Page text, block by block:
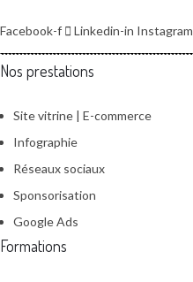
Facebook-f Linkedin-in Instagram
Nos prestations
Site vitrine | E-commerce
Infographie
Réseaux sociaux
Sponsorisation
Google Ads
Formations